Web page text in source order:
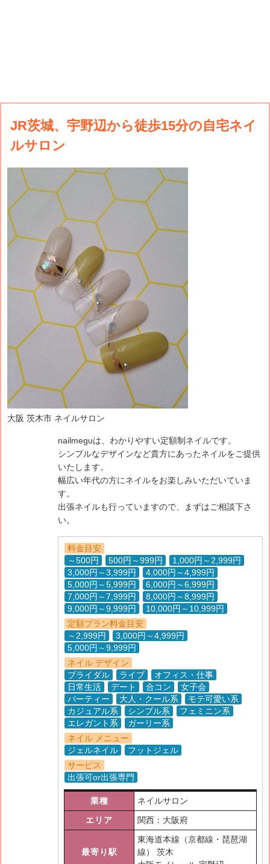
JR茨城、宇野辺から徒歩15分の自宅ネイ
ルサロン
大阪 茨木市 ネイルサロン
nailmeguは、わかりやすい定額制ネイルです。
シンプルなデザインなど貴方にあったネイルをご提供
いたします。
幅広い年代の方にネイルをお楽しみいただいていま
す。
出張ネイルも行っていますので、まずはご相談下さ
い。
料金目安
～500円
500円～999円
1,000円～2,999円
3,000円～3,999円
4,000円～4,999円
5,000円～5,999円
6,000円～6,999円
7,000円～7,999円
8,000円～8,999円
9,000円～9,999円
10,000円～10,999円
定額プラン料金目安
～2,999円
3,000円～4,999円
5,000円～9,999円
ネイル デザイン
ブライダル
ライブ
オフィス・仕事
日常生活
デート 合コン
女子会
パーティー
大人・クール系
モテ可愛い系
カジュアル系
シンプル系
フェミニン系
エレガント系
ガーリー系
ネイル メニュー
ジェルネイル
フットジェル
サービス
出張可or出張専門
業種
ネイルサロン
エリア
関西：大阪府
最寄り駅
東海道本線（京都線・琵琶湖
線） 茨木